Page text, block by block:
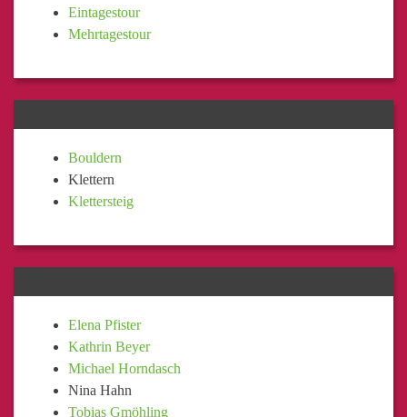
Eintagestour
Mehrtagestour
Bouldern
Klettern
Klettersteig
Elena Pfister
Kathrin Beyer
Michael Horndasch
Nina Hahn
Tobias Gmöhling